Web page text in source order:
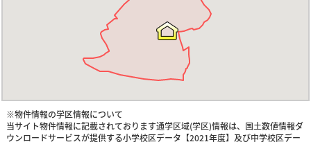
※物件情報の学区情報について
当サイト物件情報に記載されております通学区域(学区)情報は、国土数値情報ダ
ウンロードサービスが提供する小学校区データ【2021年度】及び中学校区デー